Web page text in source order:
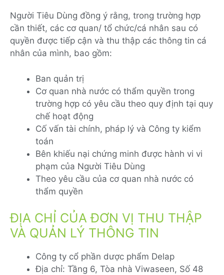
Người Tiêu Dùng đồng ý rằng, trong trường hợp
cần thiết, các cơ quan/ tổ chức/cá nhân sau có
quyền được tiếp cận và thu thập các thông tin cá
nhân của mình, bao gồm:
Ban quản trị
Cơ quan nhà nước có thẩm quyền trong
trường hợp có yêu cầu theo quy định tại quy
chế hoạt động
Cố vấn tài chính, pháp lý và Công ty kiểm
toán
Bên khiếu nại chứng minh được hành vi vi
phạm của Người Tiêu Dùng
Theo yêu cầu của cơ quan nhà nước có
thẩm quyền
ĐỊA CHỈ CỦA ĐƠN VỊ THU THẬP
VÀ QUẢN LÝ THÔNG TIN
Công ty cổ phần dược phẩm Delap
Địa chỉ: Tầng 6, Tòa nhà Viwaseen, Số 48